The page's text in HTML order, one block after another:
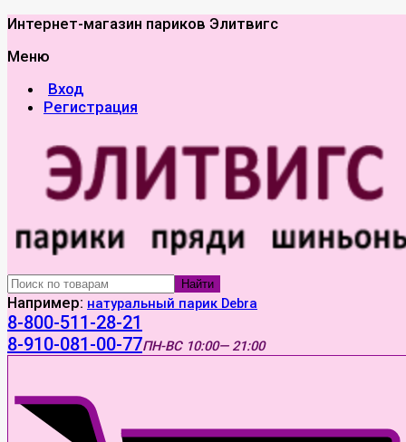
Интернет-магазин париков Элитвигс
Меню
Вход
Регистрация
Найти
Например: натуральный парик Debra
8-800-511-28-21
8-910-081-00-77ПН-ВС 10:00— 21:00